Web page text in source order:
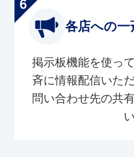
各店への一
掲示板機能を使っ
斉に情報配信いた
問い合わせ先の共